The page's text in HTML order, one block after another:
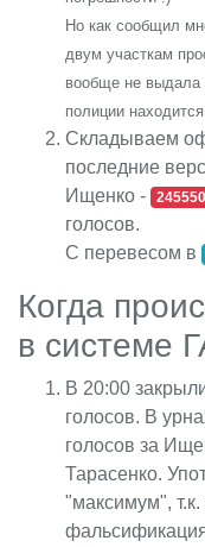
Но как сообщил
двум участкам
вообще не выдала
полиции
Складываем
последние
Ищенко -
245550
голосов.
С перевесом в
Когда
в системе
В 20:00
голосов. В
голосов за
Тарасенко.
"максимум", т.к.